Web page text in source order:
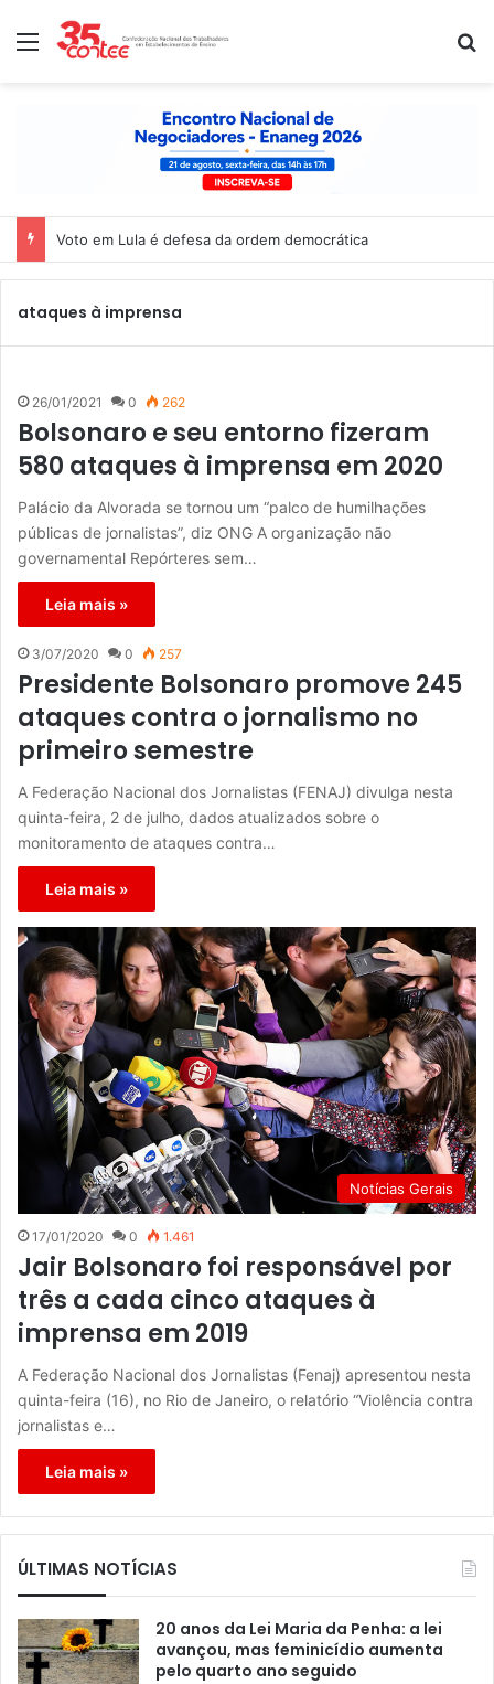
Menu
Voto em Lula é defesa da ordem democrática
ataques à imprensa
26/01/2021 0 262
Bolsonaro e seu entorno fizeram
580 ataques à imprensa em 2020
Palácio da Alvorada se tornou um “palco de humilhações
públicas de jornalistas”, diz ONG A organização não
governamental Repórteres sem…
Leia mais »
3/07/2020 0 257
Presidente Bolsonaro promove 245
ataques contra o jornalismo no
primeiro semestre
A Federação Nacional dos Jornalistas (FENAJ) divulga nesta
quinta-feira, 2 de julho, dados atualizados sobre o
monitoramento de ataques contra…
Leia mais »
Notícias Gerais
17/01/2020 0 1.461
Jair Bolsonaro foi responsável por
três a cada cinco ataques à
imprensa em 2019
A Federação Nacional dos Jornalistas (Fenaj) apresentou nesta
quinta-feira (16), no Rio de Janeiro, o relatório “Violência contra
jornalistas e…
Leia mais »
ÚLTIMAS NOTÍCIAS
20 anos da Lei Maria da Penha: a lei
avançou, mas feminicídio aumenta
pelo quarto ano seguido